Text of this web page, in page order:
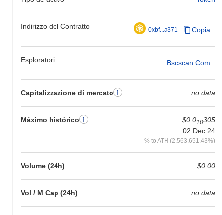
Indirizzo del Contratto 0xbf...a371 Copia
Esploratori Bscscan.com
Capitalizzazione di mercato no data
Máximo histórico $0.010305
02 Dec 24
% to ATH (2,563,651.43%)
Volume (24h) $0.00
Vol / M Cap (24h) no data
nell'azione del prezzo di PITI rispetto allo slancio del mercato più
ampio.